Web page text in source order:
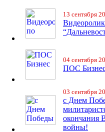
13 сентября
04 сентября
ПОС
03 сентября
с Днем
окончания
войны!